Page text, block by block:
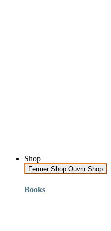
Shop
Fermer Shop Ouvrir Shop
Books